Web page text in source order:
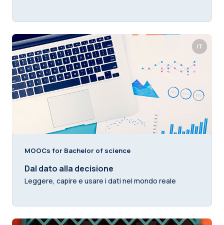
IT
MOOCs for Bachelor of science
Dal dato alla decisione
Leggere, capire e usare i dati nel mondo reale